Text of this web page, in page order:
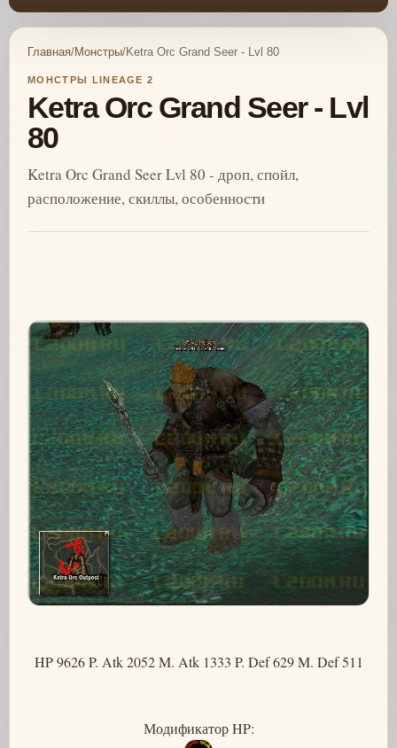
Главная/Монстры/Ketra Orc Grand Seer - Lvl 80
МОНСТРЫ LINEAGE 2
Ketra Orc Grand Seer - Lvl
80
Ketra Orc Grand Seer Lvl 80 - дроп, спойл,
расположение, скиллы, особенности
HP 9626 P. Atk 2052 M. Atk 1333 P. Def 629 M. Def 511
Модификатор HP: